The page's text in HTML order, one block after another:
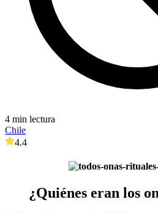
4 min lectura
Chile
4.4
¿Quiénes eran los